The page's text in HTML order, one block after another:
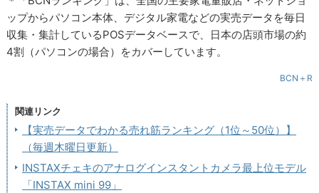
ップからパソコン本体、デジタル家電などの実売データを毎日
収集・集計しているPOSデータベースで、日本の店頭市場の約
4割（パソコンの場合）をカバーしています。
BCN＋R
関連リンク
【実売データでわかる売れ筋ランキング（1位～50位）】
（毎週木曜日更新）
INSTAXチェキのアナログインスタントカメラ最上位モデル
「INSTAX mini 99」